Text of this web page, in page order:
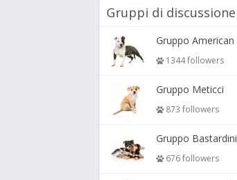
Gruppi di discussione
1344 followers
Gruppo Meticci
873 followers
Gruppo Bastardini
676 followers